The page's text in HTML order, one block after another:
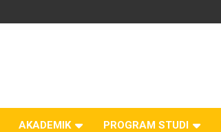
AKADEMIK PROGRAM STUDI